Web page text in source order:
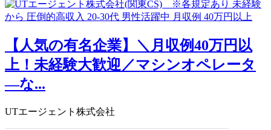
【人気の有名企業】＼月収例40万円以
上！未経験大歓迎／マシンオペレータ
―な...
UTエージェント株式会社